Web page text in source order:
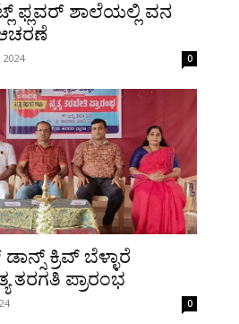
ಫ್ಲವರ್ ಶಾಲೆಯಲ್ಲಿ ವನ
2024 0
ಕ್ರಿವ್ ಬೆಳ್ಳಾರೆ
ತರಗತಿ ಪ್ರಾರಂಭ
0